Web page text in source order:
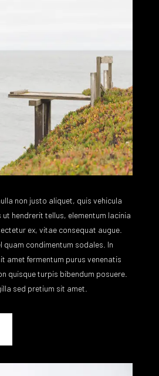
non justo aliquet, quis vehicula
hendrerit tellus, elementum lacinia
ex, vitae consequat augue.
quam condimentum sodales. In
amet fermentum purus venenatis
quisque turpis bibendum posuere.
sed pretium sit amet.